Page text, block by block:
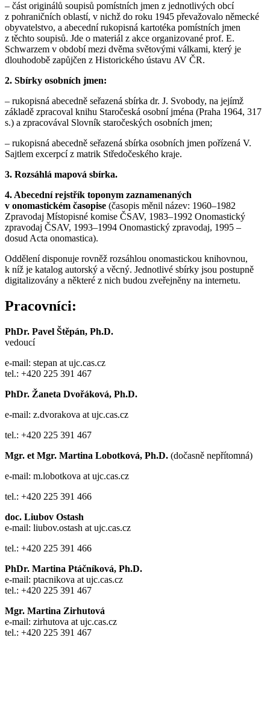
– část originálů soupisů pomístních jmen z jednotlivých obcí
z pohraničních oblastí, v nichž do roku 1945 převažovalo německé
obyvatelstvo, a abecední rukopisná kartotéka pomístních jmen
z těchto soupisů. Jde o materiál z akce organizované prof. E.
Schwarzem v období mezi dvěma světovými válkami, který je
dlouhodobě zapůjčen z Historického ústavu AV ČR.
2. Sbírky osobních jmen:
– rukopisná abecedně seřazená sbírka dr. J. Svobody, na jejímž
základě zpracoval knihu Staročeská osobní jména (Praha 1964, 317
s.) a zpracovával Slovník staročeských osobních jmen;
– rukopisná abecedně seřazená sbírka osobních jmen pořízená V.
Sajtlem excerpcí z matrik Středočeského kraje.
3. Rozsáhlá mapová sbírka.
4. Abecední rejstřík toponym zaznamenaných
v onomastickém časopise (časopis měnil název: 1960–1982
Zpravodaj Místopisné komise ČSAV, 1983–1992 Onomastický
zpravodaj ČSAV, 1993–1994 Onomastický zpravodaj, 1995 –
dosud Acta onomastica).
Oddělení disponuje rovněž rozsáhlou onomastickou knihovnou,
k níž je katalog autorský a věcný. Jednotlivé sbírky jsou postupně
digitalizovány a některé z nich budou zveřejněny na internetu.
Pracovníci:
PhDr. Pavel Štěpán, Ph.D.
vedoucí
e-mail: stepan at ujc.cas.cz
tel.: +420 225 391 467
PhDr. Žaneta Dvořáková, Ph.D.
e-mail: z.dvorakova at ujc.cas.cz
tel.: +420 225 391 467
Mgr. et Mgr. Martina Lobotková, Ph.D. (dočasně nepřítomná)
e-mail: m.lobotkova at ujc.cas.cz
tel.: +420 225 391 466
doc. Liubov Ostash
e-mail: liubov.ostash at ujc.cas.cz
tel.: +420 225 391 466
PhDr. Martina Ptáčníková, Ph.D.
e-mail: ptacnikova at ujc.cas.cz
tel.: +420 225 391 467
Mgr. Martina Zirhutová
e-mail: zirhutova at ujc.cas.cz
tel.: +420 225 391 467